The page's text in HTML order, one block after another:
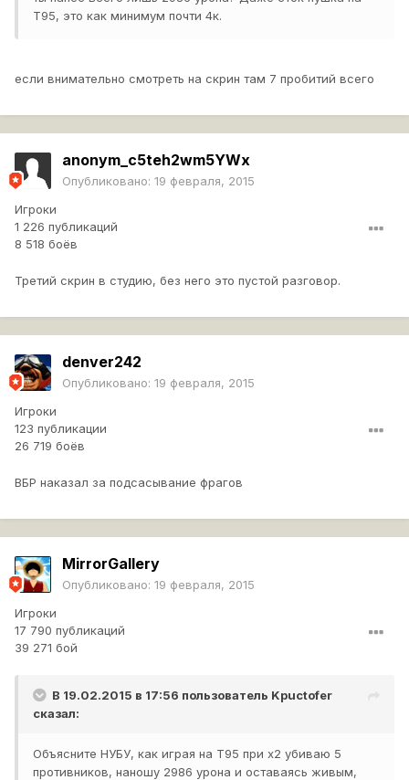
Т95, это как минимум почти 4к.
если внимательно смотреть на скрин там 7 пробитий всего
anonym_c5teh2wm5YWx
Опубликовано: 19 февраля, 2015
Игроки
1 226 публикаций
8 518 боёв
Третий скрин в студию, без него это пустой разговор.
denver242
Опубликовано: 19 февраля, 2015
Игроки
123 публикации
26 719 боёв
ВБР наказал за подсасывание фрагов
MirrorGallery
Опубликовано: 19 февраля, 2015
Игроки
17 790 публикаций
39 271 бой
В 19.02.2015 в 17:56 пользователь Kpuctofer
сказал:
Объясните НУБУ, как играя на Т95 при х2 убиваю 5
противников, наношу 2986 урона и оставаясь живым,